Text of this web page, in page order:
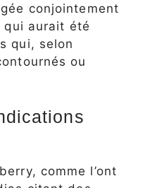
conjointement
qui aurait été
qui, selon
ou
comme l’ont